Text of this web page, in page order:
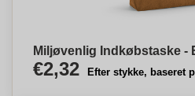
Miljøvenlig Indkøbstaske -
€2,32 Efter stykke, baseret